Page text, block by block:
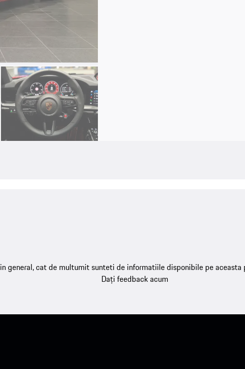
in general, cat de multumit sunteti de informatiile disponibile pe aceasta
Dați feedback acum